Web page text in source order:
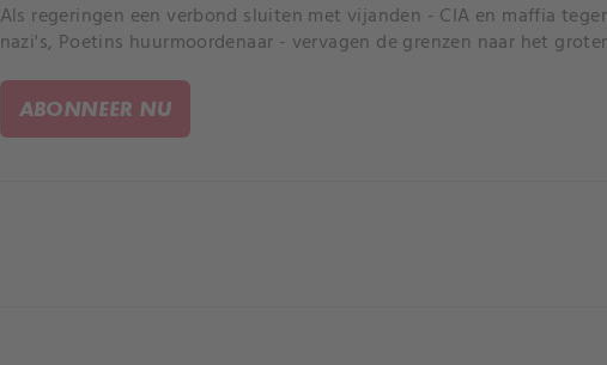
Als regeringen een verbond sluiten met vijanden - CIA en maffia
nazi's, Poetins huurmoordenaar - vervagen de grenzen naar het
ABONNEER NU